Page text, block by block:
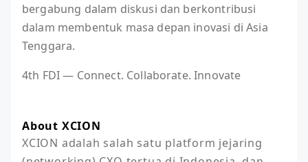
bergabung dalam diskusi dan berkontribusi
dalam membentuk masa depan inovasi di Asia
Tenggara.
4th FDI — Connect. Collaborate. Innovate
About XCION
XCION adalah salah satu platform jejaring